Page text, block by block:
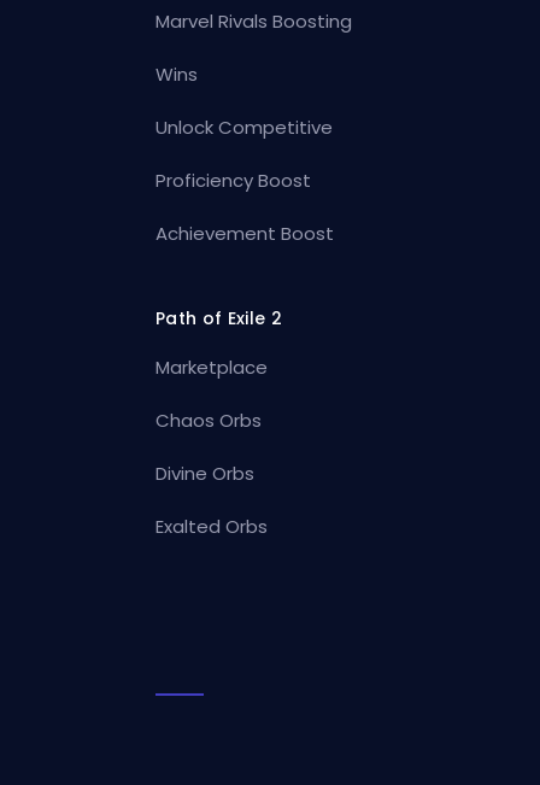
Marvel Rivals Boosting
Wins
Unlock Competitive
Proficiency Boost
Achievement Boost
Path of Exile 2
Marketplace
Chaos Orbs
Divine Orbs
Exalted Orbs